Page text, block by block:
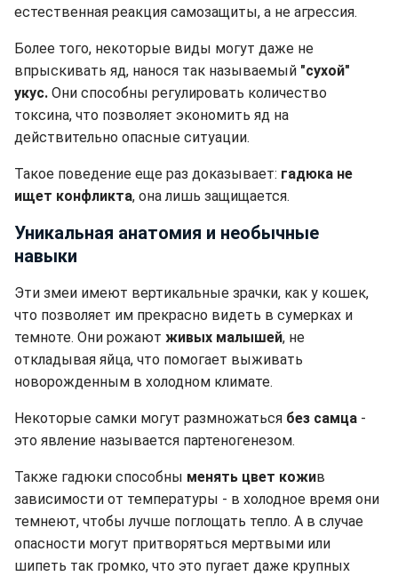
естественная реакция самозащиты, а не агрессия.
Более того, некоторые виды могут даже не
впрыскивать яд, нанося так называемый "сухой"
укус. Они способны регулировать количество
токсина, что позволяет экономить яд на
действительно опасные ситуации.
Такое поведение еще раз доказывает: гадюка не
ищет конфликта, она лишь защищается.
Уникальная анатомия и необычные
навыки
Эти змеи имеют вертикальные зрачки, как у кошек,
что позволяет им прекрасно видеть в сумерках и
темноте. Они рожают живых малышей, не
откладывая яйца, что помогает выживать
новорожденным в холодном климате.
Некоторые самки могут размножаться без самца -
это явление называется партеногенезом.
Также гадюки способны менять цвет кожив
зависимости от температуры - в холодное время они
темнеют, чтобы лучше поглощать тепло. А в случае
опасности могут притворяться мертвыми или
шипеть так громко, что это пугает даже крупных